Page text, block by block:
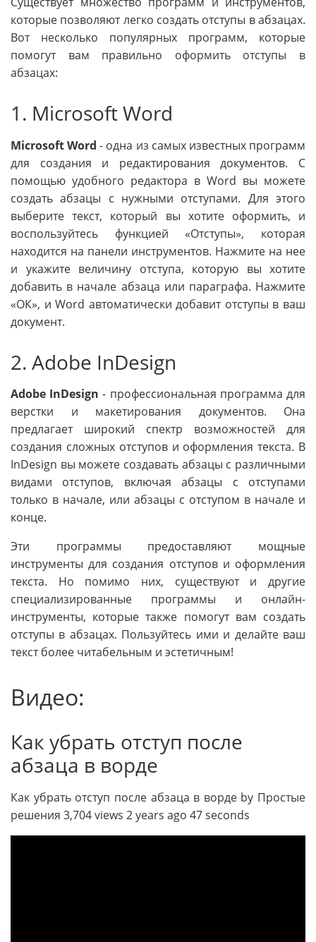
которые позволяют легко создать отступы в абзацах.
Вот несколько популярных программ, которые
помогут вам правильно оформить отступы в
абзацах:
1. Microsoft Word
Microsoft Word - одна из самых известных программ
для создания и редактирования документов. С
помощью удобного редактора в Word вы можете
создать абзацы с нужными отступами. Для этого
выберите текст, который вы хотите оформить, и
воспользуйтесь функцией «Отступы», которая
находится на панели инструментов. Нажмите на нее
и укажите величину отступа, которую вы хотите
добавить в начале абзаца или параграфа. Нажмите
«ОК», и Word автоматически добавит отступы в ваш
документ.
2. Adobe InDesign
Adobe InDesign - профессиональная программа для
верстки и макетирования документов. Она
предлагает широкий спектр возможностей для
создания сложных отступов и оформления текста. В
InDesign вы можете создавать абзацы с различными
видами отступов, включая абзацы с отступами
только в начале, или абзацы с отступом в начале и
конце.
Эти программы предоставляют мощные
инструменты для создания отступов и оформления
текста. Но помимо них, существуют и другие
специализированные программы и онлайн-
инструменты, которые также помогут вам создать
отступы в абзацах. Пользуйтесь ими и делайте ваш
текст более читабельным и эстетичным!
Видео:
Как убрать отступ после
абзаца в ворде
Как убрать отступ после абзаца в ворде by Простые
решения 3,704 views 2 years ago 47 seconds